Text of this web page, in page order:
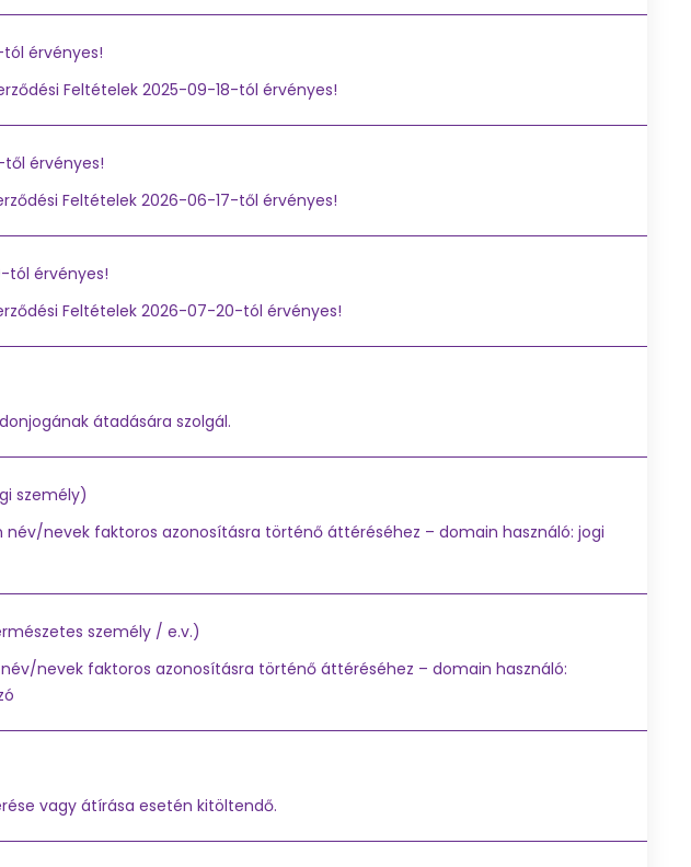
érvényes!
Feltételek 2025-09-18-tól érvényes!
től érvényes!
Feltételek 2026-06-17-től érvényes!
tól érvényes!
Feltételek 2026-07-20-tól érvényes!
átadására szolgál.
személy)
nevek faktoros azonosításra történő áttéréséhez – domain használó: jogi
személy / e.v.)
nevek faktoros azonosításra történő áttéréséhez – domain használó:
vagy átírása esetén kitöltendő.